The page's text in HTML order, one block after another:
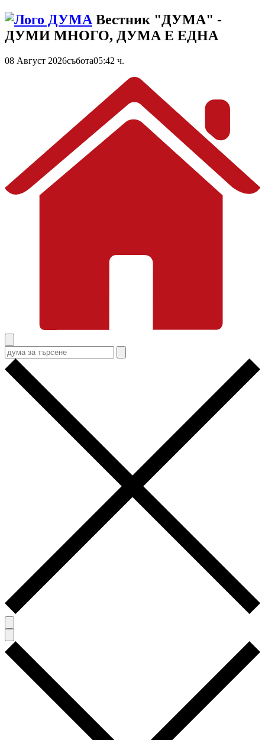
Вестник "ДУМА" -
ДУМИ МНОГО, ДУМА Е ЕДНА
08 Август 2026събота05:42 ч.